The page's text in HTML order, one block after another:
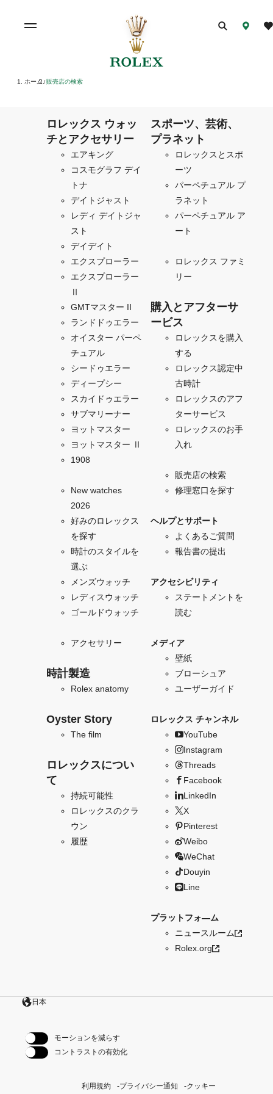
ホーム / 販売店の検索
ロレックス ウォッ
チとアクセサリー
エアキング
コスモグラフ デイ
トナ
デイトジャスト
レディ デイトジャ
スト
デイデイト
エクスプローラー
エクスプローラー
Ⅱ
GMTマスター II
ランドドゥエラー
オイスター パーペ
チュアル
シードゥエラー
ディープシー
スカイドゥエラー
サブマリーナー
ヨットマスター
ヨットマスター Ⅱ
1908
New watches
2026
好みのロレックス
を探す
時計のスタイルを
選ぶ
メンズウォッチ
レディスウォッチ
ゴールドウォッチ
アクセサリー
時計製造
Rolex anatomy
Oyster Story
The film
ロレックスについ
て
持続可能性
ロレックスのクラ
ウン
履歴
スポーツ、芸術、
プラネット
ロレックスとスポ
ーツ
パーペチュアル プ
ラネット
パーペチュアル ア
ート
ロレックス ファミ
リー
購入とアフターサ
ービス
ロレックスを購入
する
ロレックス認定中
古時計
ロレックスのアフ
ターサービス
ロレックスのお手
入れ
販売店の検索
修理窓口を探す
ヘルプとサポート
よくあるご質問
報告書の提出
アクセシビリティ
ステートメントを
読む
メディア
壁紙
ブローシュア
ユーザーガイド
ロレックス チャンネル
YouTube
Instagram
Threads
Facebook
LinkedIn
X
Pinterest
Weibo
WeChat
Douyin
Line
プラットフォ―ム
ニュースルーム
Rolex.org
日本
モーションを減らす
コントラストの有効化
利用規約 プライバシー通知 クッキー